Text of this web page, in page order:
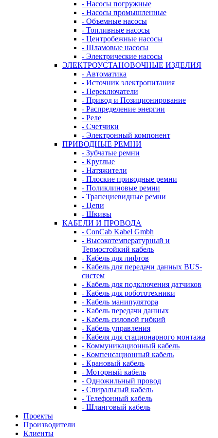
- Насосы погружные
- Насосы промышленные
- Объемные насосы
- Топливные насосы
- Центробежные насосы
- Шламовые насосы
- Электрические насосы
ЭЛЕКТРОУСТАНОВОЧНЫЕ ИЗДЕЛИЯ
- Автоматика
- Источник электропитания
- Переключатели
- Привод и Позиционирование
- Распределение энергии
- Реле
- Счетчики
- Электронный компонент
ПРИВОДНЫЕ РЕМНИ
- Зубчатые ремни
- Круглые
- Натяжители
- Плоские приводные ремни
- Поликлиновые ремни
- Трапециевидные ремни
- Цепи
- Шкивы
КАБЕЛИ И ПРОВОДА
- ConCab Kabel Gmbh
- Высокотемпературный и
Термостойкий кабель
- Кабель для лифтов
- Кабель для передачи данных BUS-
систем
- Кабель для подключения датчиков
- Кабель для робототехники
- Кабель манипулятора
- Кабель передачи данных
- Кабель силовой гибкий
- Кабель управления
- Кабеля для стационарного монтажа
- Коммуникационный кабель
- Компенсационный кабель
- Крановый кабель
- Моторный кабель
- Одножильный провод
- Спиральный кабель
- Телефонный кабель
- Шланговый кабель
Проекты
Производители
Клиенты